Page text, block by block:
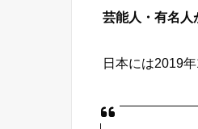
芸能人・有名人
日本には2019